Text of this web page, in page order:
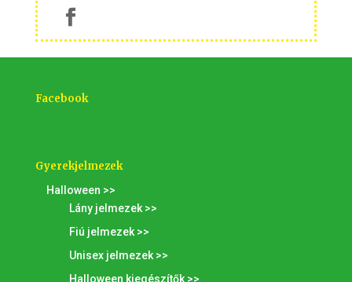
Facebook
Gyerekjelmezek
Halloween >>
Lány jelmezek >>
Fiú jelmezek >>
Unisex jelmezek >>
Halloween kiegészítők >>